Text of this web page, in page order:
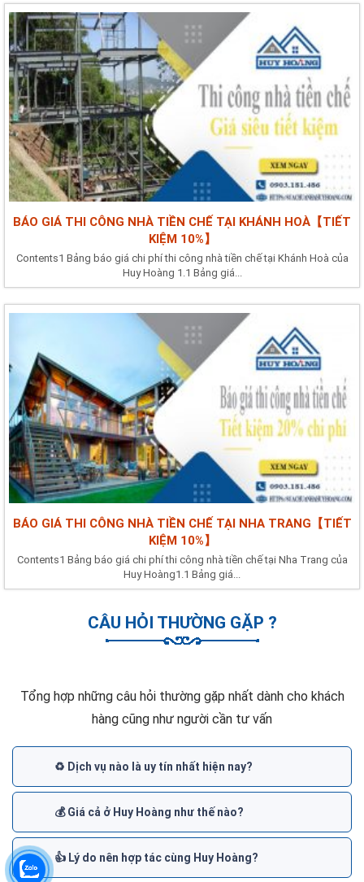
BÁO GIÁ THI CÔNG NHÀ TIỀN CHẾ TẠI KHÁNH HOÀ【TIẾT
KIỆM 10%】
Contents1 Bảng báo giá chi phí thi công nhà tiền chế tại Khánh Hoà của
Huy Hoàng 1.1 Bảng giá...
BÁO GIÁ THI CÔNG NHÀ TIỀN CHẾ TẠI NHA TRANG【TIẾT
KIỆM 10%】
Contents1 Bảng báo giá chi phí thi công nhà tiền chế tại Nha Trang của
Huy Hoàng1.1 Bảng giá...
CÂU HỎI THƯỜNG GẶP ?
Tổng hợp những câu hỏi thường gặp nhất dành cho khách
hàng cũng như người cần tư vấn
♻️ Dịch vụ nào là uy tín nhất hiện nay?
💰 Giá cả ở Huy Hoàng như thế nào?
👍 Lý do nên hợp tác cùng Huy Hoàng?